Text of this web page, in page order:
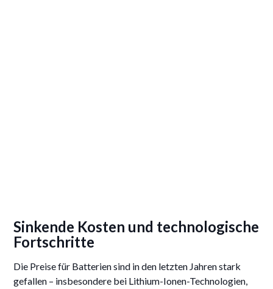
Sinkende Kosten und technologische
Fortschritte
Die Preise für Batterien sind in den letzten Jahren stark
gefallen – insbesondere bei Lithium-Ionen-Technologien,